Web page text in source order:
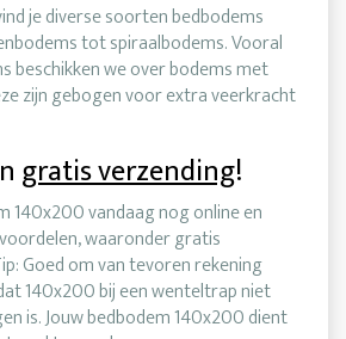
je diverse soorten bedbodems
tot spiraalbodems. Vooral
beschikken we over bodems met
zijn gebogen voor extra veerkracht
gratis verzending!
140x200 vandaag nog online en
waaronder gratis
Goed om van tevoren rekening
140x200 bij een wenteltrap niet
is. Jouw bedbodem 140x200 dient